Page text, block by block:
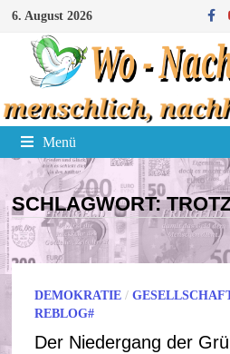
Zum
Inhalt
springen
6. August 2026
Menü
SCHLAGWORT:
DEMOKRATIE /
REBLOG#
Der Niedergang der